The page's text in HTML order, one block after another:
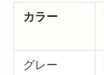
カラー
グレー